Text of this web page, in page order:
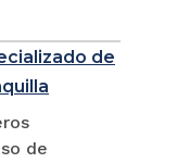
de
de